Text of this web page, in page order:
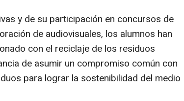
y de su participación en concursos de
de audiovisuales, los alumnos han
con el reciclaje de los residuos
de asumir un compromiso común con
para lograr la sostenibilidad del medio